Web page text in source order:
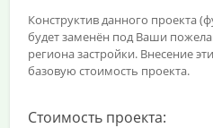
Конструктив данного проекта
будет заменён под Ваши
региона застройки. Внесение
базовую стоимость проекта.
Стоимость проекта: